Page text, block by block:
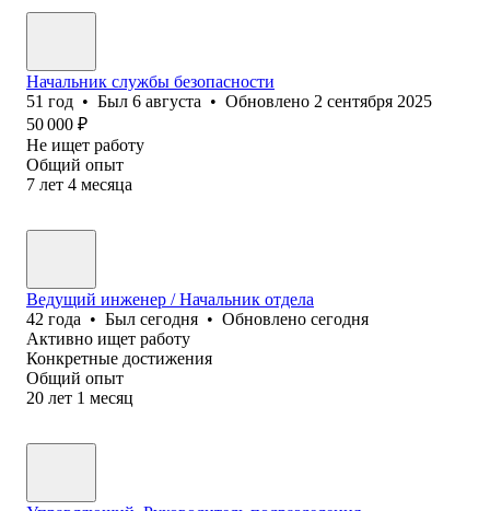
Начальник службы безопасности
51 год • Был 6 августа • Обновлено 2 сентября 2025
50 000 ₽
Не ищет работу
Общий опыт
7 лет 4 месяца
Ведущий инженер / Начальник отдела
42 года • Был сегодня • Обновлено сегодня
Активно ищет работу
Конкретные достижения
Общий опыт
20 лет 1 месяц